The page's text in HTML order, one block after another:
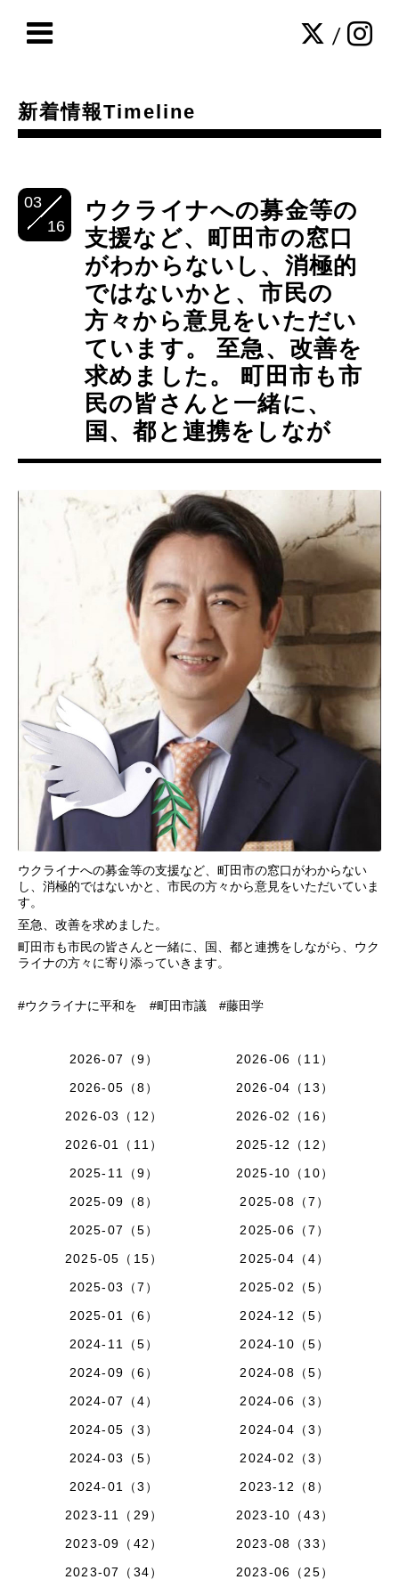
/
新着情報Timeline
03
16
ウクライナへの募金等の
支援など、町田市の窓口
がわからないし、消極的
ではないかと、市民の
方々から意見をいただい
ています。 至急、改善を
求めました。 町田市も市
民の皆さんと一緒に、
国、都と連携をしなが
ウクライナへの募金等の支援など、町田市の窓口がわからない
し、消極的ではないかと、市民の方々から意見をいただいていま
す。
至急、改善を求めました。
町田市も市民の皆さんと一緒に、国、都と連携をしながら、ウク
ライナの方々に寄り添っていきます。
#ウクライナに平和を #町田市議 #藤田学
2026-07（9）
2026-06（11）
2026-05（8）
2026-04（13）
2026-03（12）
2026-02（16）
2026-01（11）
2025-12（12）
2025-11（9）
2025-10（10）
2025-09（8）
2025-08（7）
2025-07（5）
2025-06（7）
2025-05（15）
2025-04（4）
2025-03（7）
2025-02（5）
2025-01（6）
2024-12（5）
2024-11（5）
2024-10（5）
2024-09（6）
2024-08（5）
2024-07（4）
2024-06（3）
2024-05（3）
2024-04（3）
2024-03（5）
2024-02（3）
2024-01（3）
2023-12（8）
2023-11（29）
2023-10（43）
2023-09（42）
2023-08（33）
2023-07（34）
2023-06（25）